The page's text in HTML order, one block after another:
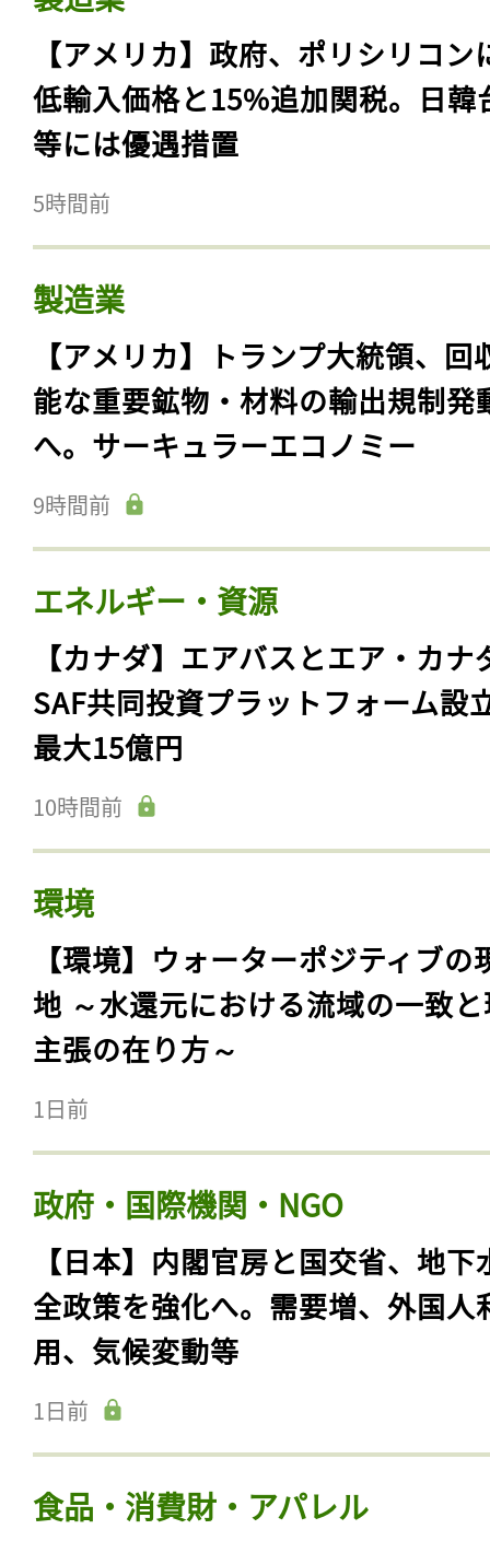
【アメリカ】政府、ポリシリコン
低輸入価格と15%追加関税。日韓
等には優遇措置
5時間前
製造業
【アメリカ】トランプ大統領、回
能な重要鉱物・材料の輸出規制発
へ。サーキュラーエコノミー
9時間前
エネルギー・資源
【カナダ】エアバスとエア・カナ
SAF共同投資プラットフォーム設
最大15億円
10時間前
環境
【環境】ウォーターポジティブの
地 ～水還元における流域の一致
主張の在り方～
1日前
政府・国際機関・NGO
【日本】内閣官房と国交省、地下
全政策を強化へ。需要増、外国人
用、気候変動等
1日前
食品・消費財・アパレル